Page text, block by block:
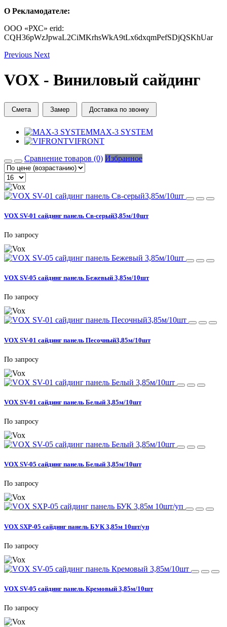
О Рекламодателе:
ООО «РХС» erid:
CQH36pWzJpwaL2CiMKrhsWkA9tLx6dxqmPefSDjQSKhUar
Previous Next
VOX - Виниловый сайдинг
Смета Замер Доставка по звонку
MAX-3 SYSTEM
VIFRONT
Сравнение товаров (0) Избранное
VOX SV-01 сайдинг панель Св-серый3,85м/10шт
По запросу
VOX SV-05 сайдинг панель Бежевый 3,85м/10шт
По запросу
VOX SV-01 сайдинг панель Песочный3,85м/10шт
По запросу
VOX SV-01 сайдинг панель Белый 3,85м/10шт
По запросу
VOX SV-05 сайдинг панель Белый 3,85м/10шт
По запросу
VOX SXP-05 сайдинг панель БУК 3,85м 10шт/уп
По запросу
VOX SV-05 сайдинг панель Кремовый 3,85м/10шт
По запросу